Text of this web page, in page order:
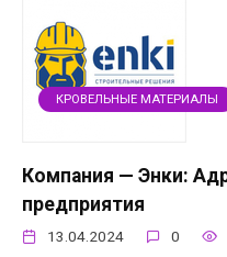
КРОВЕЛЬНЫЕ МАТЕРИАЛЫ
Компания — Энки:
предприятия
13.04.2024 0